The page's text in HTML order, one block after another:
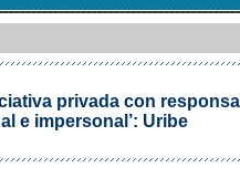
privada con
e impersonal’: Uribe